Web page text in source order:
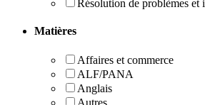
Résolution de problèmes et
Matières
Affaires et commerce
ALF/PANA
Anglais